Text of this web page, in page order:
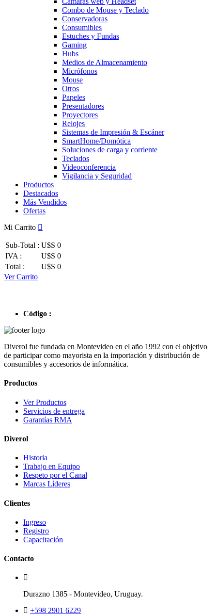
Combo de Mouse y Teclado
Conservadoras
Consumibles
Estuches y Fundas
Gaming
Hubs
Medios de Almacenamiento
Micrófonos
Mouse
Otros
Papeles
Presentadores
Proyectores
Relojes
Sistemas de Impresión & Escáner
SmartHome/Domótica
Soluciones de carga y corriente
Teclados
Videoconferencia
Vigilancia y Seguridad
Productos
Destacados
Más Vendidos
Ofertas
Mi Carrito
Sub-Total : U$S 0
IVA :
U$S 0
Total :
U$S 0
Ver Carrito
Código :
Diverol fue fundada en Montevideo en el año 1992 con el objetivo
de participar como mayorista en la importación y distribución de
consumibles y accesorios de informática.
Productos
Ver Productos
Servicios de entrega
Garantías RMA
Diverol
Historia
Trabajo en Equipo
Respeto por el Canal
Marcas Líderes
Clientes
Ingreso
Registro
Capacitación
Contacto
Durazno 1385 - Montevideo, Uruguay.
+598 2901 6229